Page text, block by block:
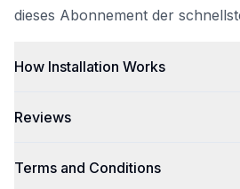
dieses Abonnement der
How Installation Works
Reviews
Terms and Conditions